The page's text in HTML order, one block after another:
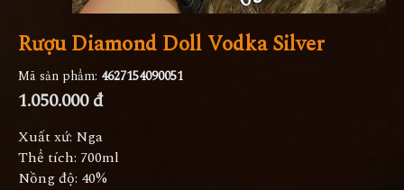
Rượu Diamond Doll Vodka Silver
Mã sản phẩm: 4627154090051
1.050.000 đ
Xuất xứ: Nga
Thể tích: 700ml
Nồng độ: 40%